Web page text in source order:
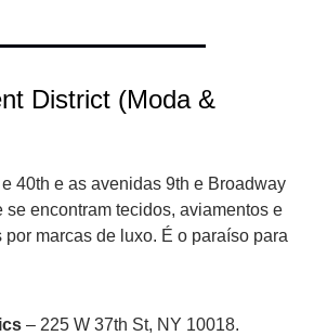
District (Moda &
40th e as avenidas 9th e Broadway
se encontram tecidos, aviamentos e
marcas de luxo. É o paraíso para
– 225 W 37th St, NY 10018.